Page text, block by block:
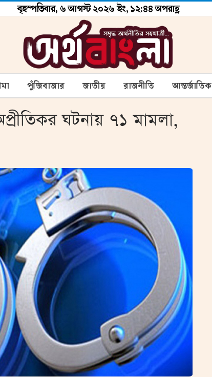
বৃহস্পতিবার, ৬ আগস্ট ২০২৬ ইং, ১২:৪৪ অপরাহ্ণ
পুঁজিবাজার জাতীয় রাজনীতি আন্তর্জাতিক
ঘটনায় ৭১ মামলা,